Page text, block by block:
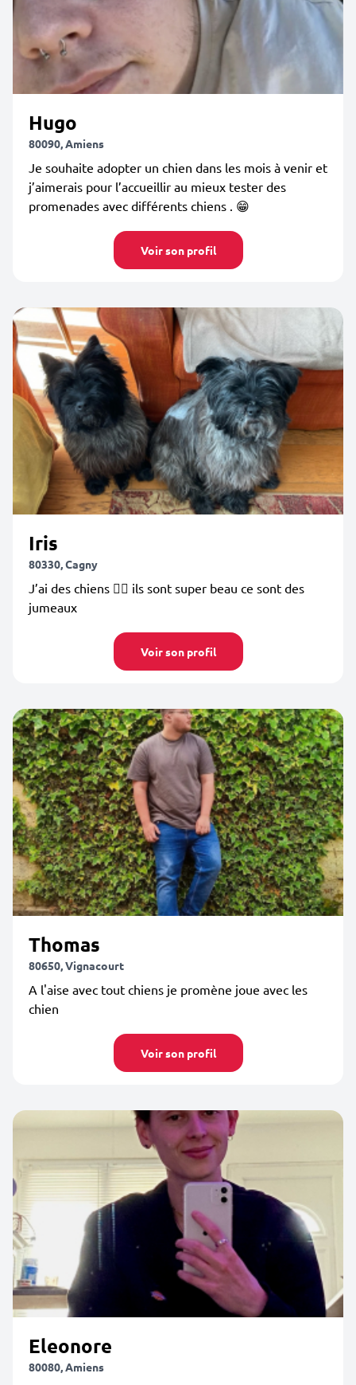
Hugo
80090, Amiens
Je souhaite adopter un chien dans les mois à venir et
j’aimerais pour l’accueillir au mieux tester des
promenades avec différents chiens . 😁
Voir son profil
Iris
80330, Cagny
J’ai des chiens 👍🏻 ils sont super beau ce sont des
jumeaux
Voir son profil
Thomas
80650, Vignacourt
A l'aise avec tout chiens je promène joue avec les
chien
Voir son profil
Eleonore
80080, Amiens